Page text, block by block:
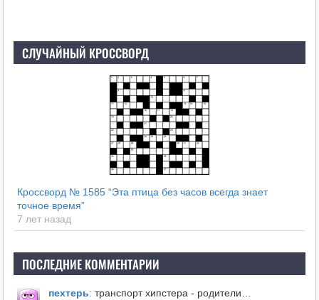
СЛУЧАЙНЫЙ КРОССВОРД
Кроссворд № 1585 “Эта птица без часов всегда знает
точное время”
7 лет назад
ПОСЛЕДНИЕ КОММЕНТАРИИ
пехтерь: транспорт хипстера - родители…